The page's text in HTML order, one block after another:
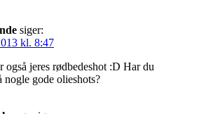
siger:
kl. 8:47
også jeres rødbedeshot :D Har du
nogle gode olieshots?